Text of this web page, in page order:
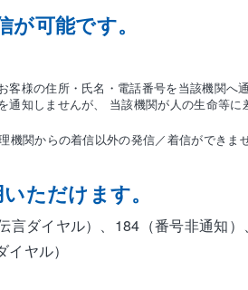
可能です。
様の住所・氏名・電話番号を当該機関へ
知しませんが、 当該機関が人の生命等
関からの着信以外の発信／着信ができませ
ただけます。
ダイヤル）、184（番号非通知
ヤル）